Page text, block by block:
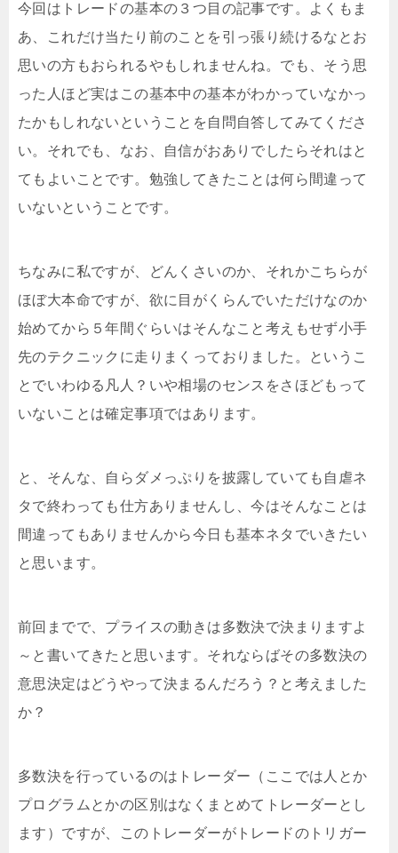
今回はトレードの基本の３つ目の記事です。よくもま
あ、これだけ当たり前のことを引っ張り続けるなとお
思いの方もおられるやもしれませんね。でも、そう思
った人ほど実はこの基本中の基本がわかっていなかっ
たかもしれないということを自問自答してみてくださ
い。それでも、なお、自信がおありでしたらそれはと
てもよいことです。勉強してきたことは何ら間違って
いないということです。
ちなみに私ですが、どんくさいのか、それかこちらが
ほぼ大本命ですが、欲に目がくらんでいただけなのか
始めてから５年間ぐらいはそんなこと考えもせず小手
先のテクニックに走りまくっておりました。というこ
とでいわゆる凡人？いや相場のセンスをさほどもって
いないことは確定事項ではあります。
と、そんな、自らダメっぷりを披露していても自虐ネ
タで終わっても仕方ありませんし、今はそんなことは
間違ってもありませんから今日も基本ネタでいきたい
と思います。
前回までで、プライスの動きは多数決で決まりますよ
～と書いてきたと思います。それならばその多数決の
意思決定はどうやって決まるんだろう？と考えました
か？
多数決を行っているのはトレーダー（ここでは人とか
プログラムとかの区別はなくまとめてトレーダーとし
ます）ですが、このトレーダーがトレードのトリガー